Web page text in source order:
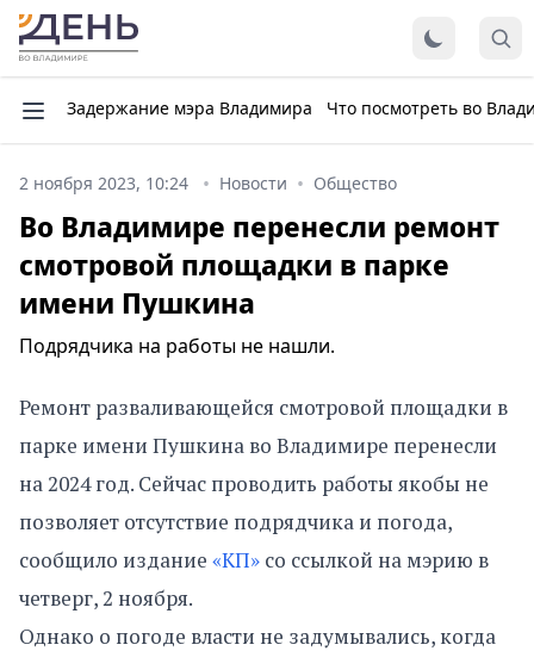
Задержание мэра Владимира Что посмотреть во
2 ноября 2023, 10:24 Новости Общество
Во Владимире перенесли ремонт
смотровой площадки в парке
имени Пушкина
Подрядчика на работы не нашли.
Ремонт разваливающейся смотровой площадки в
парке имени Пушкина во Владимире перенесли
на 2024 год. Сейчас проводить работы якобы не
позволяет отсутствие подрядчика и погода,
сообщило издание «КП» со ссылкой на мэрию в
четверг, 2 ноября.
Однако о погоде власти не задумывались, когда